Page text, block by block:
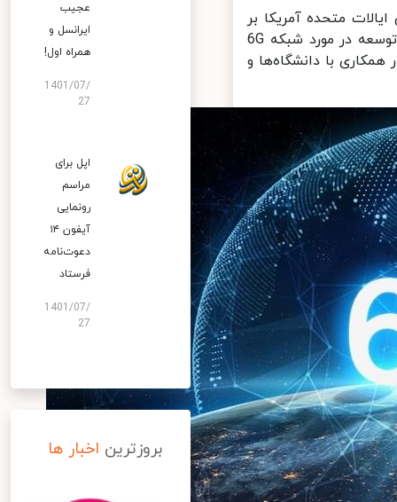
متحده آمریکا بر
یکی از مهم‌ترین فعالان صنعت مخابرات جهان یعنی هواوی، کار تحقیق و توسعه در مورد شبکه 6G
با دانشگاه‌ها و
عجیب
ایرانسل و
همراه اول!
1401/07/
27
اپل برای
مراسم
رونمایی
آیفون ۱۴
دعوت‌نامه
فرستاد
1401/07/
27
بروزترین اخبار ها